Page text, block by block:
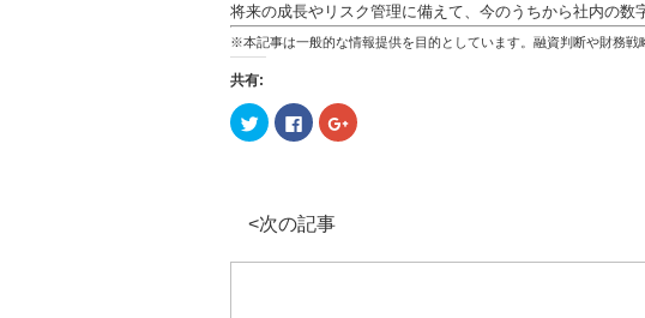
将来の成長やリスク管理に備えて、今のうちから社内の数
※本記事は一般的な情報提供を目的としています。融資判断や財務戦
共有:
ク
リ
で
共
(新
Facebook
で
は
ク
ッ
ク
リ
(新
<次の記事